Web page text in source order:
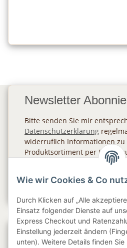
Newsletter
Bitte senden Sie mir
Datenschutzerklärung
widerruflich Informationen zu
Produktsortiment per E-Mail
Gesetzliche Informationen
Wie wir Cookies & Co
Durch Klicken auf „Alle
Einsatz folgender Dienste auf
Express Checkout und
Einstellung jederzeit ändern
unten). Weitere Details finden Sie